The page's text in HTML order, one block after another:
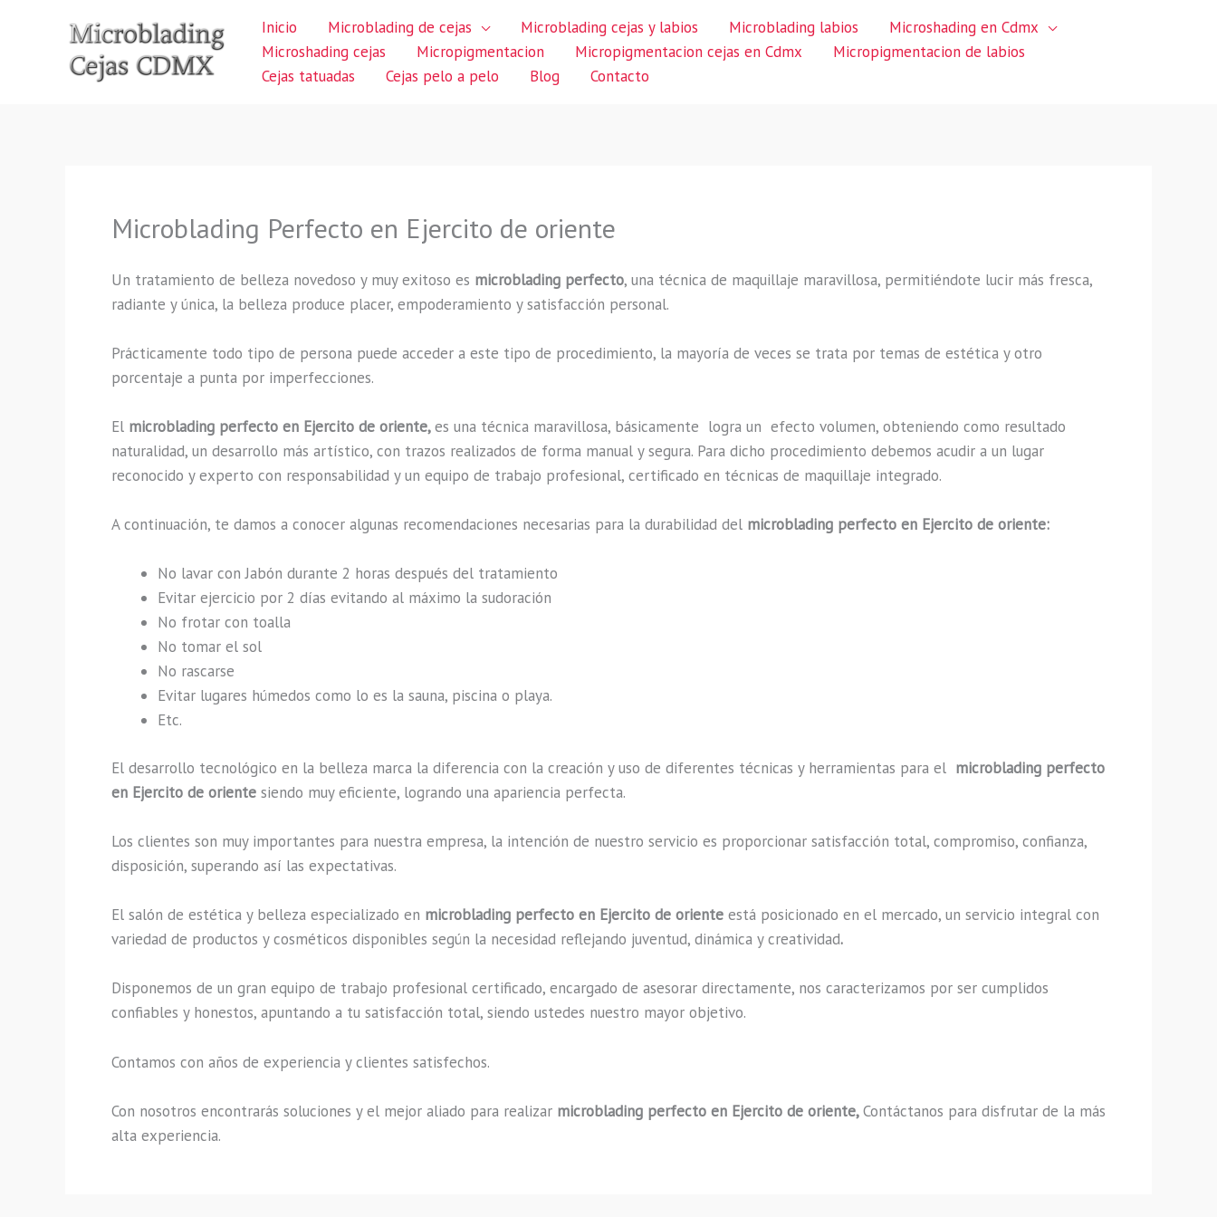
Inicio Microblading de cejas Microblading cejas y labios Microblading labios
Microshading en Cdmx
Microshading cejas
Micropigmentacion Micropigmentacion cejas en Cdmx
Micropigmentacion de labios
Cejas tatuadas
Cejas pelo a pelo Blog Contacto
Microblading Perfecto en Ejercito de oriente
Un tratamiento de belleza novedoso y muy exitoso es microblading perfecto, una técnica de maquillaje maravillosa, permitiéndote lucir más fresca,
radiante y única, la belleza produce placer, empoderamiento y satisfacción personal.
Prácticamente todo tipo de persona puede acceder a este tipo de procedimiento, la mayoría de veces se trata por temas de estética y otro
porcentaje a punta por imperfecciones.
El microblading perfecto en Ejercito de oriente,es una técnica maravillosa, básicamente logra un efecto volumen, obteniendo como resultado
naturalidad, un desarrollo más artístico, con trazos realizados de forma manual y segura. Para dicho procedimiento debemos acudir a un lugar
reconocido y experto con responsabilidad y un equipo de trabajo profesional, certificado en técnicas de maquillaje integrado.
A continuación, te damos a conocer algunas recomendaciones necesarias para la durabilidad del microblading perfecto en Ejercito de oriente:
No lavar con Jabón durante 2 horas después del tratamiento
Evitar ejercicio por 2 días evitando al máximo la sudoración
No frotar con toalla
No tomar el sol
No rascarse
Evitar lugares húmedos como lo es la sauna, piscina o playa.
Etc.
El desarrollo tecnológico en la belleza marca la diferencia con la creación y uso de diferentes técnicas y herramientas para el microblading perfecto
en Ejercito de oriente siendo muy eficiente, logrando una apariencia perfecta.
Los clientes son muy importantes para nuestra empresa, la intención de nuestro servicio es proporcionar satisfacción total, compromiso, confianza,
disposición, superando así las expectativas.
El salón de estética y belleza especializado en microblading perfecto en Ejercito de oriente está posicionado en el mercado, un servicio integral con
variedad de productos y cosméticos disponibles según la necesidad reflejando juventud, dinámica y creatividad.
Disponemos de un gran equipo de trabajo profesional certificado, encargado de asesorar directamente, nos caracterizamos por ser cumplidos
confiables y honestos, apuntando a tu satisfacción total, siendo ustedes nuestro mayor objetivo.
Contamos con años de experiencia y clientes satisfechos.
Con nosotros encontrarás soluciones y el mejor aliado para realizar microblading perfecto en Ejercito de oriente,Contáctanos para disfrutar de la más
alta experiencia.